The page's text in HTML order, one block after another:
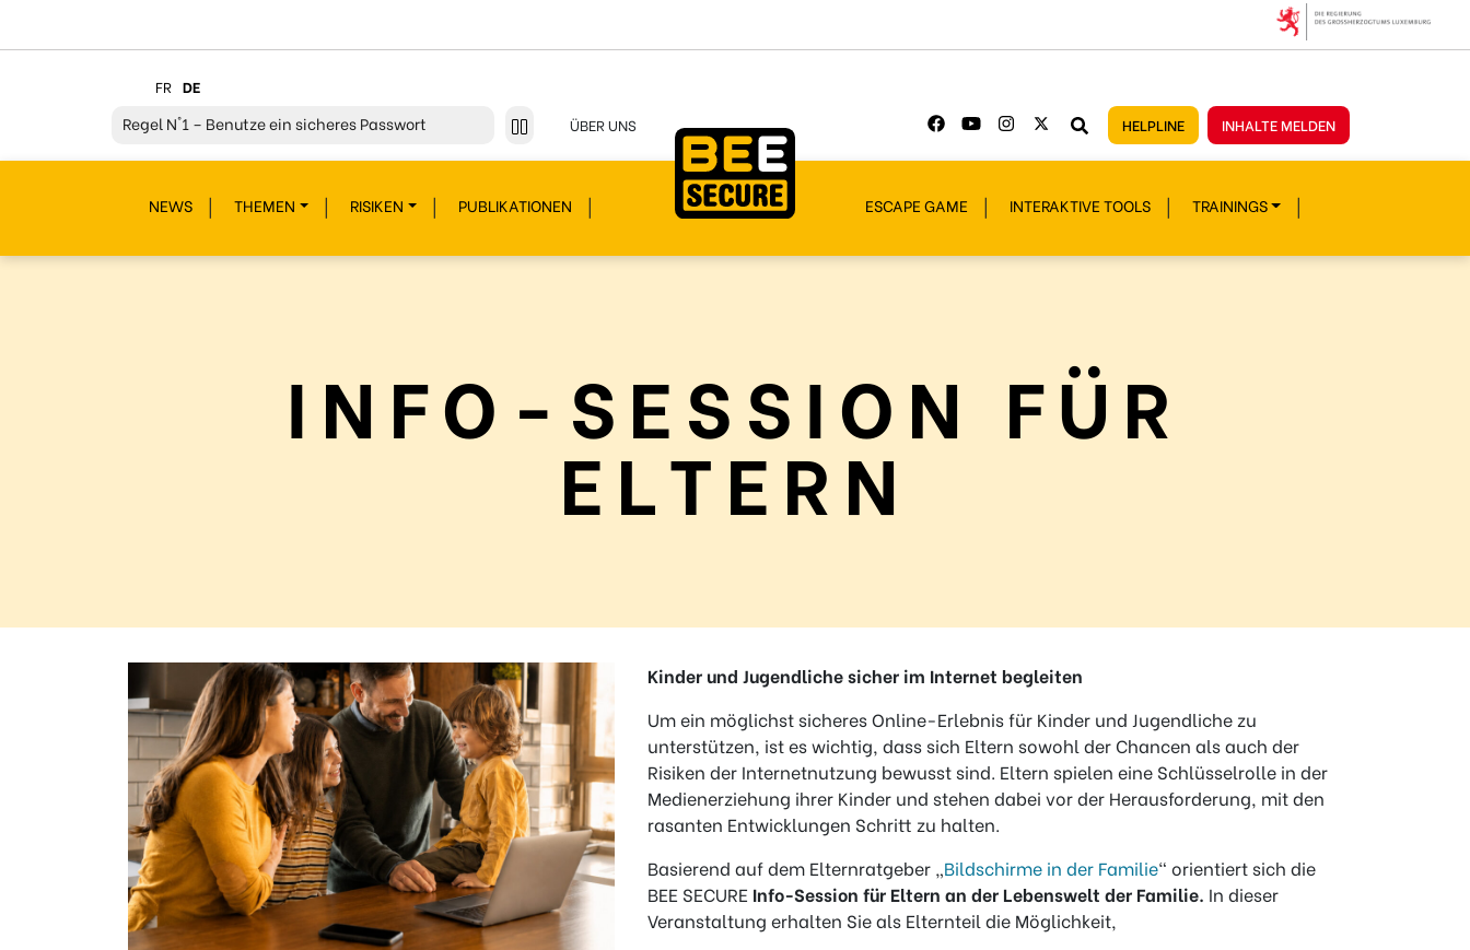
FR DE
Regel N°1 – Benutze ein sicheres Passwort
RegelN°2 – Überdenke jeden deiner Klicks
RegelN°3 – Überdenke was du postest
RegelN°4 – Respektiere andere
N°7 – Schau nicht weg!
N°8- Schütze deine Geheimnisse
ÜBER UNS HELPLINE INHALTE MELDEN
NEWS THEMEN RISIKEN PUBLIKATIONEN ESCAPE GAME INTERAKTIVE TOOLS TRAININGS
INFO-SESSION FÜR
ELTERN
Kinder und Jugendliche sicher im Internet begleiten
Um ein möglichst sicheres Online-Erlebnis für Kinder und Jugendliche zu
unterstützen, ist es wichtig, dass sich Eltern sowohl der Chancen als auch der
Risiken der Internetnutzung bewusst sind. Eltern spielen eine Schlüsselrolle in der
Medienerziehung ihrer Kinder und stehen dabei vor der Herausforderung, mit den
rasanten Entwicklungen Schritt zu halten.
Basierend auf dem Elternratgeber „Bildschirme in der Familie“ orientiert sich die
BEE SECURE Info-Session für Eltern an der Lebenswelt der Familie. In dieser
Veranstaltung erhalten Sie als Elternteil die Möglichkeit,